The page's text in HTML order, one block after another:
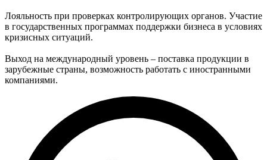
Лояльность при проверках контролирующих органов. Участие
в государственных программах поддержки бизнеса в условиях
кризисных ситуаций.
Выход на международный уровень – поставка продукции в
зарубежные страны, возможность работать с иностранными
компаниями.